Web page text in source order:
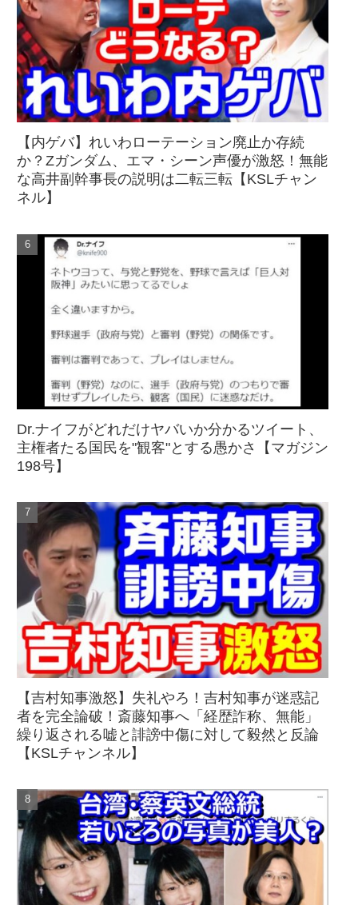
【内ゲバ】れいわローテーション廃止か存続
か？Zガンダム、エマ・シーン声優が激怒！無能
な高井副幹事長の説明は二転三転【KSLチャン
ネル】
Dr.ナイフがどれだけヤバいか分かるツイート、
主権者たる国民を"観客"とする愚かさ【マガジン
198号】
【吉村知事激怒】失礼やろ！吉村知事が迷惑記
者を完全論破！斎藤知事へ「経歴詐称、無能」
繰り返される嘘と誹謗中傷に対して毅然と反論
【KSLチャンネル】